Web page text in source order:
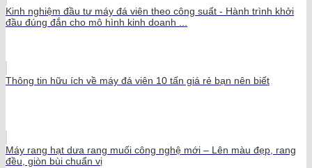
Kinh nghiệm đầu tư máy đá viên theo công suất - Hành trình khởi
đầu đúng đắn cho mô hình kinh doanh ...
Thông tin hữu ích về máy đá viên 10 tấn giá rẻ bạn nên biết
Máy rang hạt dưa rang muối công nghệ mới – Lên màu đẹp, rang
đều, giòn bùi chuẩn vị